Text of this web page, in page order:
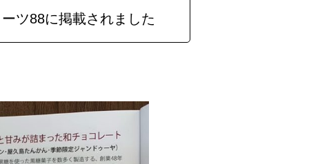
ツ88に掲載されました